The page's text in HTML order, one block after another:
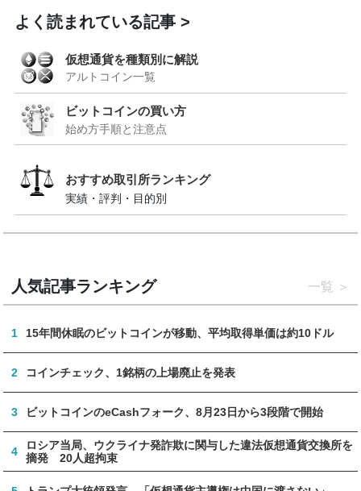
よく読まれている記事
仮想通貨を種類別に解説
アルトコイン一覧
ビットコインの買い方
始め方手順と注意点
おすすめ取引所ランキング
実績・評判・目的別
人気記事ランキング 一覧
1 15年間休眠のビットコインが移動、平均取得単価は約10ドル
2 コインチェック、1銘柄の上場廃止を発表
3 ビットコインのeCashフォーク、8月23日から3段階で開始
4
ロシア当局、ウクライナ発詐欺に関与した違法仮想通貨交換所を
摘発 20人超拘束